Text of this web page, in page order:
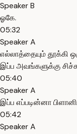
Speaker B
ஓகே.
05:32
Speaker A
எல்லாத்தையும் தூக்கி
இப்ப அவங்களுக்கு
05:40
Speaker A
இப்ப எப்படின்னா
05:42
Speaker A